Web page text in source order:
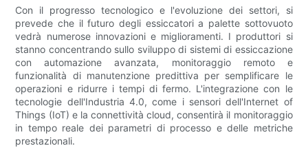
Con il progresso tecnologico e l'evoluzione dei settori, si
prevede che il futuro degli essiccatori a palette sottovuoto
vedrà numerose innovazioni e miglioramenti. I produttori si
stanno concentrando sullo sviluppo di sistemi di essiccazione
con automazione avanzata, monitoraggio remoto e
funzionalità di manutenzione predittiva per semplificare le
operazioni e ridurre i tempi di fermo. L'integrazione con le
tecnologie dell'Industria 4.0, come i sensori dell'Internet of
Things (IoT) e la connettività cloud, consentirà il monitoraggio
in tempo reale dei parametri di processo e delle metriche
prestazionali.